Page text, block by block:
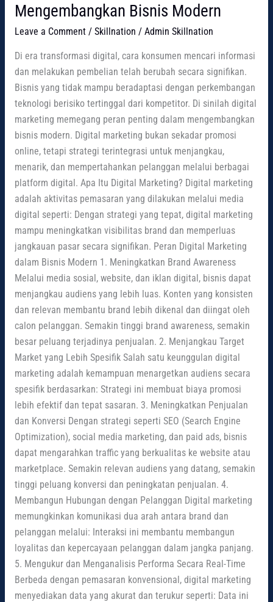
Mengembangkan Bisnis Modern
Leave a Comment / Skillnation / Admin Skillnation
Di era transformasi digital, cara konsumen mencari informasi
dan melakukan pembelian telah berubah secara signifikan.
Bisnis yang tidak mampu beradaptasi dengan perkembangan
teknologi berisiko tertinggal dari kompetitor. Di sinilah digital
marketing memegang peran penting dalam mengembangkan
bisnis modern. Digital marketing bukan sekadar promosi
online, tetapi strategi terintegrasi untuk menjangkau,
menarik, dan mempertahankan pelanggan melalui berbagai
platform digital. Apa Itu Digital Marketing? Digital marketing
adalah aktivitas pemasaran yang dilakukan melalui media
digital seperti: Dengan strategi yang tepat, digital marketing
mampu meningkatkan visibilitas brand dan memperluas
jangkauan pasar secara signifikan. Peran Digital Marketing
dalam Bisnis Modern 1. Meningkatkan Brand Awareness
Melalui media sosial, website, dan iklan digital, bisnis dapat
menjangkau audiens yang lebih luas. Konten yang konsisten
dan relevan membantu brand lebih dikenal dan diingat oleh
calon pelanggan. Semakin tinggi brand awareness, semakin
besar peluang terjadinya penjualan. 2. Menjangkau Target
Market yang Lebih Spesifik Salah satu keunggulan digital
marketing adalah kemampuan menargetkan audiens secara
spesifik berdasarkan: Strategi ini membuat biaya promosi
lebih efektif dan tepat sasaran. 3. Meningkatkan Penjualan
dan Konversi Dengan strategi seperti SEO (Search Engine
Optimization), social media marketing, dan paid ads, bisnis
dapat mengarahkan traffic yang berkualitas ke website atau
marketplace. Semakin relevan audiens yang datang, semakin
tinggi peluang konversi dan peningkatan penjualan. 4.
Membangun Hubungan dengan Pelanggan Digital marketing
memungkinkan komunikasi dua arah antara brand dan
pelanggan melalui: Interaksi ini membantu membangun
loyalitas dan kepercayaan pelanggan dalam jangka panjang.
5. Mengukur dan Menganalisis Performa Secara Real-Time
Berbeda dengan pemasaran konvensional, digital marketing
menyediakan data yang akurat dan terukur seperti: Data ini